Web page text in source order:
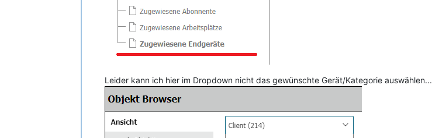
Leider kann ich hier im Dropdown nicht das gewünschte Gerät/Kategorie auswählen...